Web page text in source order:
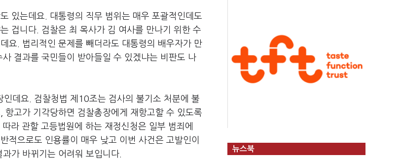
있는데요. 대통령의 직무 범위는 매우 포괄적인데도
겁니다. 검찰은 최 목사가 김 여사를 만나기 위한 수
요. 법리적인 문제를 빼더라도 대통령의 배우자가 만
결과를 국민들이 받아들일 수 있겠냐는 비판도 나
데요. 검찰청법 제10조는 검사의 불기소 처분에 불
고가 기각당하면 검찰총장에게 재항고할 수 있도록
라 관할 고등법원에 하는 재정신청은 일부 범죄에
적으로도 인용률이 매우 낮고 이번 사건은 고발인이
가 바뀌기는 어려워 보입니다.
뉴스북